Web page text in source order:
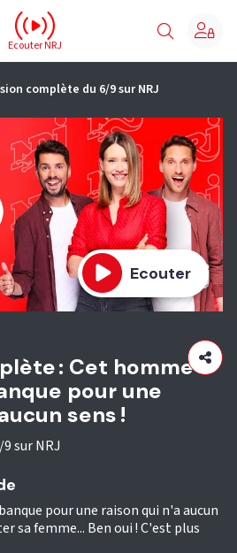
Ecouter NRJ
complète du 6/9 sur NRJ
Ecouter
: Cet homme
pour une
sens !
sur NRJ
pour une raison qui n'a aucun
sa femme... Ben oui ! C'est plus